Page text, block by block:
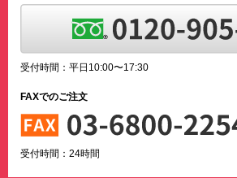
受付時間：平日10:00〜17:30
FAXでのご注文
受付時間：24時間